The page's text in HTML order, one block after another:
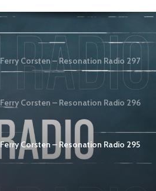
Ferry Corsten – Resonation Radio 297
Ferry Corsten – Resonation Radio 296
Ferry Corsten – Resonation Radio 295